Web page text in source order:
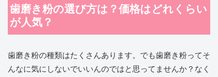
歯磨き粉の選び方は？価格はどれくらい
が人気？
歯磨き粉の種類はたくさんあります。でも歯磨き粉ってそ
んなに気にしないでいいんのではと思ってませんか？なく